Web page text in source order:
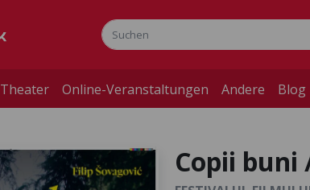
Theater Online-Veranstaltungen Andere Blog
Copii buni